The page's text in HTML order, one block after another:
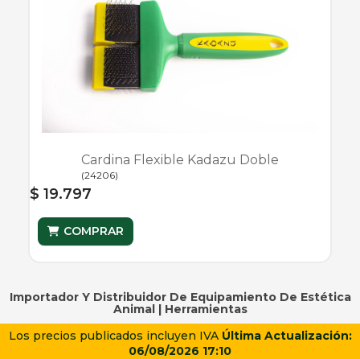
Cardina Flexible Kadazu Doble
(24206)
$ 19.797
COMPRAR
Importador Y Distribuidor De Equipamiento De Estética
Animal | Herramientas
Los precios publicados incluyen IVA Última Actualización:
06/08/2026 17:10